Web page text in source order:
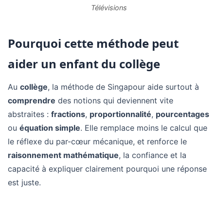
Télévisions
Pourquoi cette méthode peut
aider un enfant du collège
Au collège, la méthode de Singapour aide surtout à
comprendre des notions qui deviennent vite
abstraites : fractions, proportionnalité, pourcentages
ou équation simple. Elle remplace moins le calcul que
le réflexe du par-cœur mécanique, et renforce le
raisonnement mathématique, la confiance et la
capacité à expliquer clairement pourquoi une réponse
est juste.